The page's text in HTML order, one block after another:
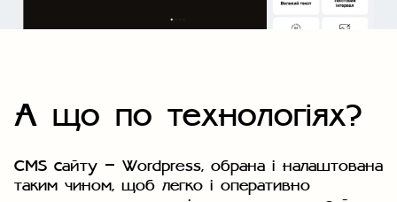
А що по технологіях?
CMS сайту — Wordpress, обрана і налаштована
таким чином, щоб легко і оперативно